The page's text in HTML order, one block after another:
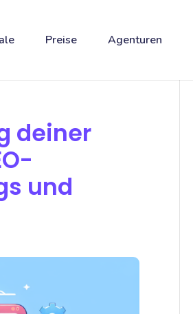
Preise Agenturen
deiner
und